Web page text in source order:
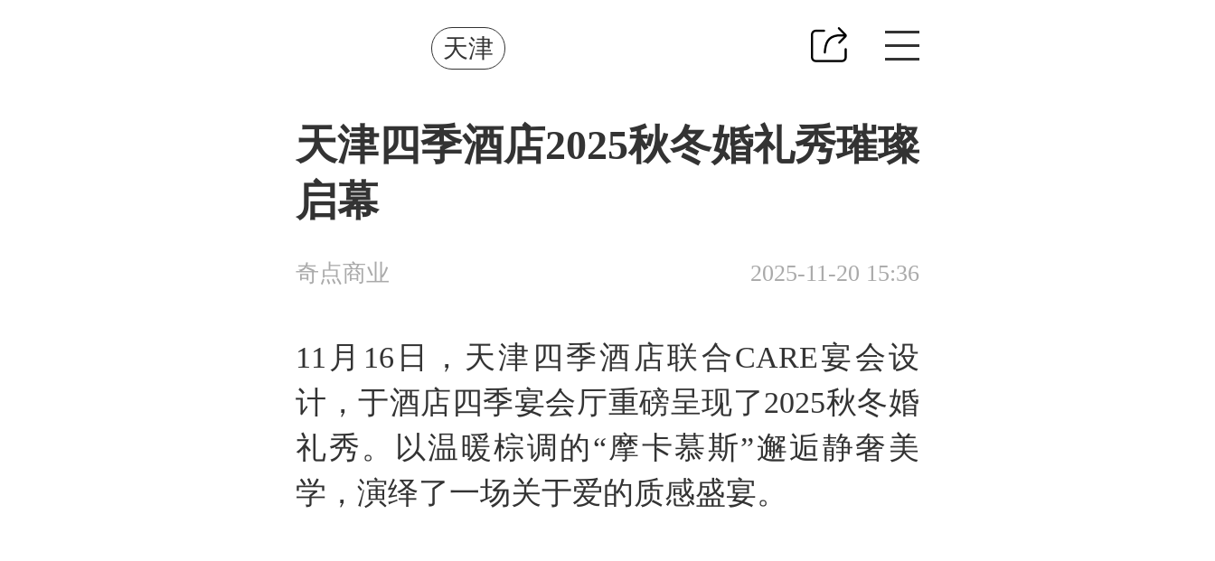
天津
天津四季酒店2025秋冬婚礼秀璀璨
启幕
奇点商业 2025-11-20 15:36
11月16日，天津四季酒店联合CARE宴会设
计，于酒店四季宴会厅重磅呈现了2025秋冬婚
礼秀。以温暖棕调的“摩卡慕斯”邂逅静奢美
学，演绎了一场关于爱的质感盛宴。